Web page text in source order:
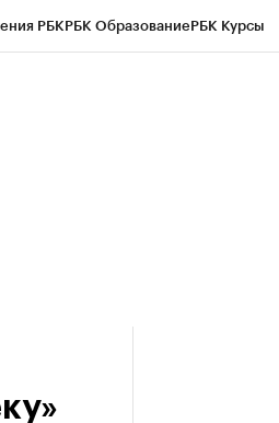
РБКРБК ОбразованиеРБК Курсы